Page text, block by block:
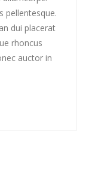
pellentesque.
dui placerat
rhoncus
auctor in